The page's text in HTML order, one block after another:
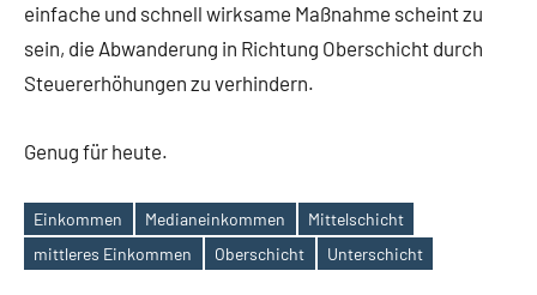
einfache und schnell wirksame Maßnahme scheint zu
sein, die Abwanderung in Richtung Oberschicht durch
Steuererhöhungen zu verhindern.
Genug für heute.
Schlagwörter
Einkommen Medianeinkommen
Mittelschicht
mittleres Einkommen
Oberschicht Unterschicht